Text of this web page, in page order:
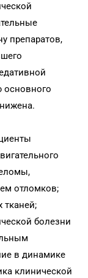
препаратов,
отломков;
тканей;
болезни
в динамике
клинической